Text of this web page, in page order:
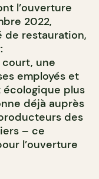
l’ouverture
2022,
de restauration,
une
employés et
plus
déjà auprès
des
– ce
l’ouverture